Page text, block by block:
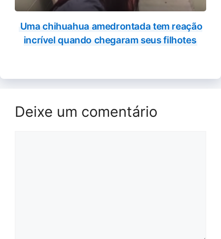
Uma chihuahua amedrontada tem reação
incrível quando chegaram seus filhotes
Deixe um comentário